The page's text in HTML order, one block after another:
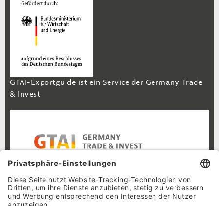
GTAI-Exportguide ist ein Service der Germany Trade
& Invest
Footer Navigation
Inhalt